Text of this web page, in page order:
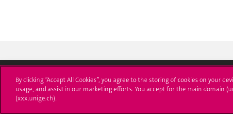
Université de Genève
By clicking “Accept All Cookies”, you agree to the storing of cookies on your
usage, and assist in our marketing efforts. You accept for the main domain
(xxx.unige.ch).